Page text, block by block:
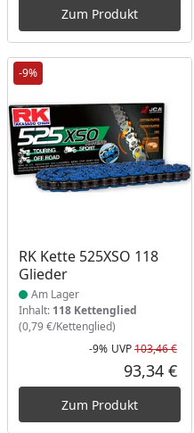
Zum Produkt
-9%
RK Kette 525XSO 118
Glieder
Produkt am Lager
Am Lager
Inhalt: 118 Kettenglied
(0,79 €/Kettenglied)
-9% UVP103,46 €
93,34 €
Zum Produkt